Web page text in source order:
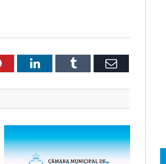
PinterestLinkedInTumblr Email